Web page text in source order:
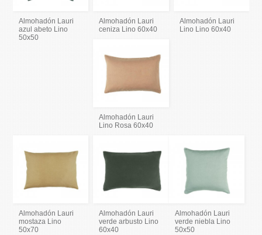
Almohadón Lauri
azul abeto Lino
50x50
Almohadón Lauri
ceniza Lino 60x40
Almohadón Lauri
Lino Lino 60x40
Almohadón Lauri
Lino Rosa 60x40
Almohadón Lauri
mostaza Lino
50x70
Almohadón Lauri
verde arbusto Lino
60x40
Almohadón Lauri
verde niebla Lino
50x50